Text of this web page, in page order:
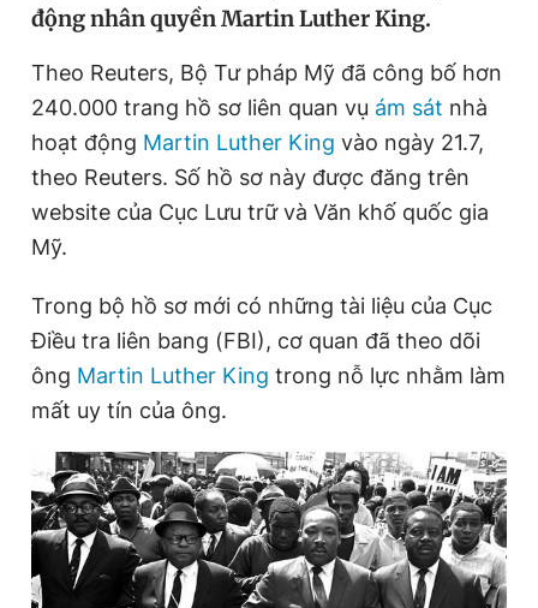
Sản phẩm khác
Tiện ích Bạn cần biết
Thông tin tòa soạn
Đọc Thanh Niên trên điện thoại
Theo dõi báo trên
động nhân quyền Martin Luther King.
Theo Reuters, Bộ Tư pháp Mỹ đã công bố hơn
240.000 trang hồ sơ liên quan vụ ám sát nhà
hoạt động Martin Luther King vào ngày 21.7,
theo Reuters. Số hồ sơ này được đăng trên
website của Cục Lưu trữ và Văn khố quốc gia
Mỹ.
Trong bộ hồ sơ mới có những tài liệu của Cục
Điều tra liên bang (FBI), cơ quan đã theo dõi
ông Martin Luther King trong nỗ lực nhằm làm
mất uy tín của ông.